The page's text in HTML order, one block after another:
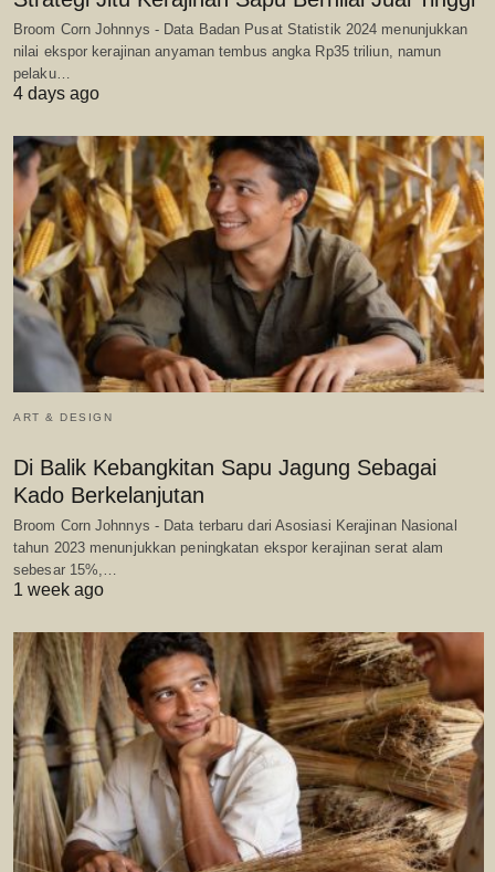
Broom Corn Johnnys - Data Badan Pusat Statistik 2024 menunjukkan
nilai ekspor kerajinan anyaman tembus angka Rp35 triliun, namun
pelaku…
4 days ago
ART & DESIGN
Di Balik Kebangkitan Sapu Jagung Sebagai
Kado Berkelanjutan
Broom Corn Johnnys - Data terbaru dari Asosiasi Kerajinan Nasional
tahun 2023 menunjukkan peningkatan ekspor kerajinan serat alam
sebesar 15%,…
1 week ago